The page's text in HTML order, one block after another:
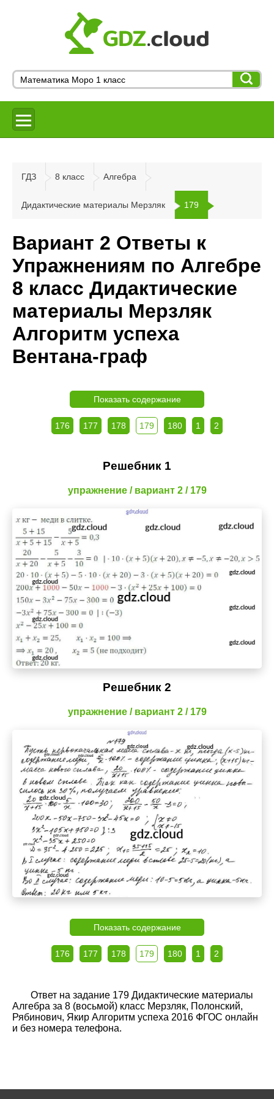
ГДЗ 8 класс Алгебра
Дидактические материалы Мерзляк 179
Вариант 2 Ответы к
Упражнениям по Алгебре
8 класс Дидактические
материалы Мерзляк
Алгоритм успеха
Вентана-граф
Показать содержание
176 177 178 179 180 1 2
Решебник 1
упражнение / вариант 2 / 179
Решебник 2
упражнение / вариант 2 / 179
Показать содержание
176 177 178 179 180 1 2
Ответ на задание 179 Дидактические материалы
Алгебра за 8 (восьмой) класс Мерзляк, Полонский,
Рябинович, Якир Алгоритм успеха 2016 ФГОС онлайн
и без номера телефона.